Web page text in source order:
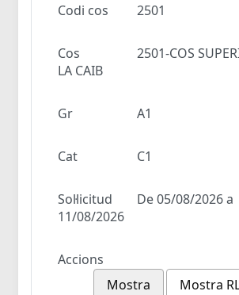
Codi cos 2501
Cos
2501-COS
LA CAIB
Gr A1
Cat C1
Sol·licitud
De 05/08/2026 a
11/08/2026
Accions
Mostra
Mostra